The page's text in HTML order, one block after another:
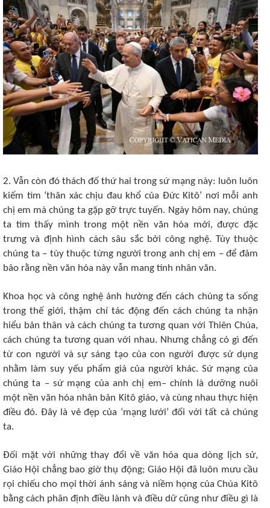
2. Vẫn còn đó thách đố thứ hai trong sứ mạng này: luôn luôn
kiếm tìm ‘thân xác chịu đau khổ của Đức Kitô’ nơi mỗi anh
chị em mà chúng ta gặp gỡ trực tuyến. Ngày hôm nay, chúng
ta tìm thấy mình trong một nền văn hóa mới, được đặc
trưng và định hình cách sâu sắc bởi công nghệ. Tùy thuộc
chúng ta – tùy thuộc từng người trong anh chị em – để đảm
bảo rằng nền văn hóa này vẫn mang tính nhân văn.
Khoa học và công nghệ ảnh hưởng đến cách chúng ta sống
trong thế giới, thậm chí tác động đến cách chúng ta nhận
hiểu bản thân và cách chúng ta tương quan với Thiên Chúa,
cách chúng ta tương quan với nhau. Nhưng chẳng có gì đến
từ con người và sự sáng tạo của con người được sử dụng
nhằm làm suy yếu phẩm giá của người khác. Sứ mạng của
chúng ta – sứ mạng của anh chị em– chính là dưỡng nuôi
một nền văn hóa nhân bản Kitô giáo, và cùng nhau thực hiện
điều đó. Đây là vẻ đẹp của ‘mạng lưới’ đối với tất cả chúng
ta.
Đối mặt với những thay đổi về văn hóa qua dòng lịch sử,
Giáo Hội chẳng bao giờ thụ động; Giáo Hội đã luôn mưu cầu
rọi chiếu cho mọi thời ánh sáng và niềm họng của Chúa Kitô
bằng cách phân định điều lành và điều dữ cũng như điều gì là